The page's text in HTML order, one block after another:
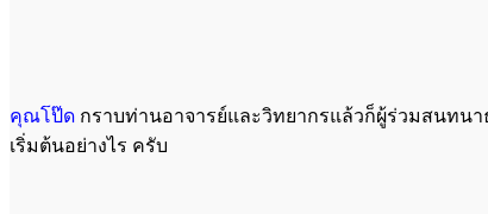
คุณโป๊ด กราบท่านอาจารย์และวิทยากรแล้วก็ผู้ร่วมสนทน
เริ่มต้นอย่างไร ครับ